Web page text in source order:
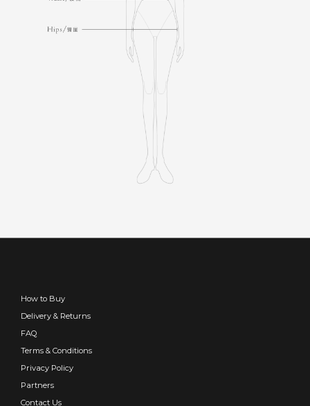
How to Buy
Delivery & Returns
FAQ
Terms & Conditions
Privacy Policy
Partners
Contact Us